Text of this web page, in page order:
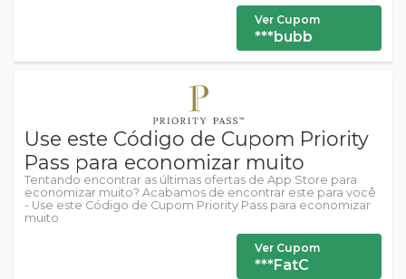
Ver Cupom
***bubb
Use este Código de Cupom Priority
Pass para economizar muito
Tentando encontrar as últimas ofertas de App Store para
economizar muito? Acabamos de encontrar este para você
- Use este Código de Cupom Priority Pass para economizar
muito
Ver Cupom
***FatC